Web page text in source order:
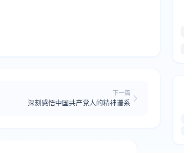
下一篇
深刻感悟中国共产党人的精神谱系